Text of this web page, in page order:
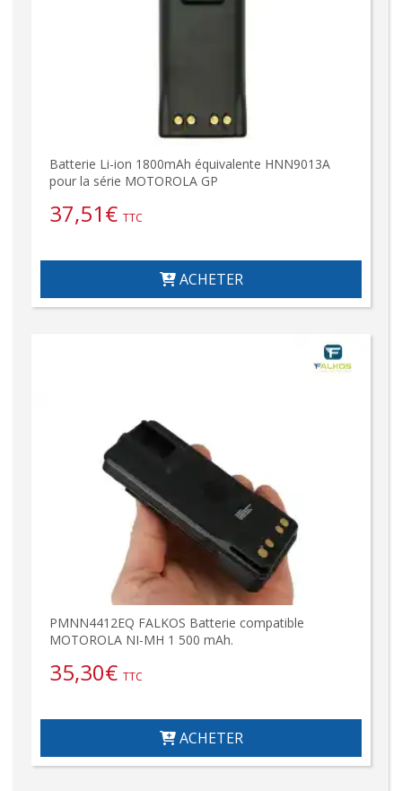
Batterie Li-ion 1800mAh équivalente HNN9013A
pour la série MOTOROLA GP
37,51€ TTC
ACHETER
PMNN4412EQ FALKOS Batterie compatible
MOTOROLA NI-MH 1 500 mAh.
35,30€ TTC
ACHETER